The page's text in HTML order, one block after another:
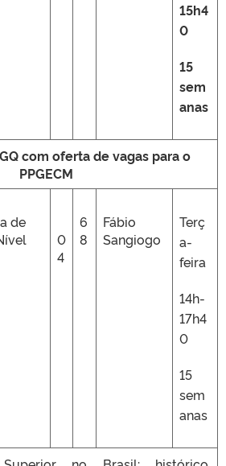
15h4
0
15
sem
anas
com oferta de vagas para o
PPGECM
de
0
4
6
8
Fábio
Sangiogo
Terç
a-
feira
14h-
17h4
0
15
sem
anas